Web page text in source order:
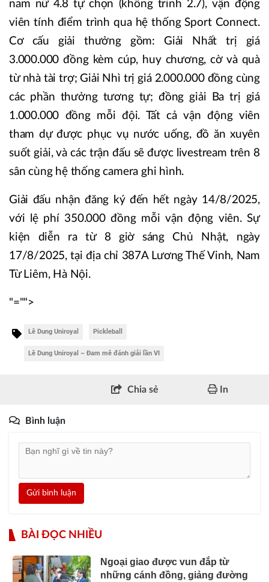
nam nữ 4.8 tự chọn (không trinh 2.7), vận động
viên tính điểm trình qua hệ thống Sport Connect.
Cơ cấu giải thưởng gồm: Giải Nhất trị giá
3.000.000 đồng kèm cúp, huy chương, cờ và quà
từ nhà tài trợ; Giải Nhì trị giá 2.000.000 đồng cùng
các phần thưởng tương tự; đồng giải Ba trị giá
1.000.000 đồng mỗi đội. Tất cả vận động viên
tham dự được phục vụ nước uống, đồ ăn xuyên
suốt giải, và các trận đấu sẽ được livestream trên 8
sân cùng hệ thống camera ghi hình.
Giải đấu nhận đăng ký đến hết ngày 14/8/2025,
với lệ phí 350.000 đồng mỗi vận động viên. Sự
kiện diễn ra từ 8 giờ sáng Chủ Nhật, ngày
17/8/2025, tại địa chỉ 387A Lương Thế Vinh, Nam
Từ Liêm, Hà Nội.
"="">
Lê Dung Uniroyal Pickleball
Lê Dung Uniroyal – Đam mê đánh giải lần VI
Chia sẻ In
Bình luận
Gửi bình luận
BÀI ĐỌC NHIỀU
Ngoại giao được vun đắp từ
những cánh đồng, giảng đường